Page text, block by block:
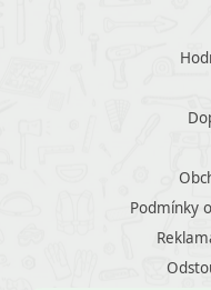
Podmínky